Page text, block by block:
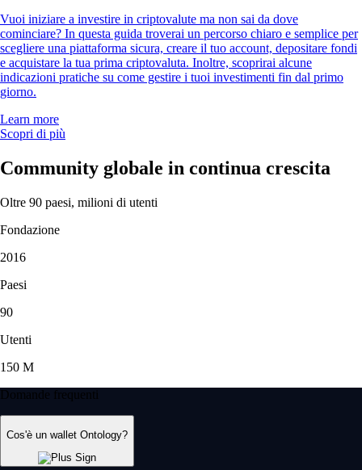
Vuoi iniziare a investire in criptovalute ma non sai da dove
cominciare? In questa guida troverai un percorso chiaro e semplice per
scegliere una piattaforma sicura, creare il tuo account, depositare fondi
e acquistare la tua prima criptovaluta. Inoltre, scoprirai alcune
indicazioni pratiche su come gestire i tuoi investimenti fin dal primo
giorno.
Learn more
Scopri di più
Community globale in continua crescita
Oltre 90 paesi, milioni di utenti
Fondazione
2016
Paesi
90
Utenti
150 M
Domande frequenti
Cos'è un wallet Ontology?